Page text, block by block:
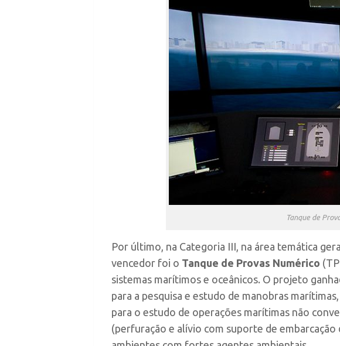
Tanque de
Por último, na Categoria III, na área temática
vencedor foi o Tanque de Provas Numérico
sistemas marítimos e oceânicos. O projeto
para a pesquisa e estudo de manobras
para o estudo de operações marítimas não
(perfuração e alívio com suporte de